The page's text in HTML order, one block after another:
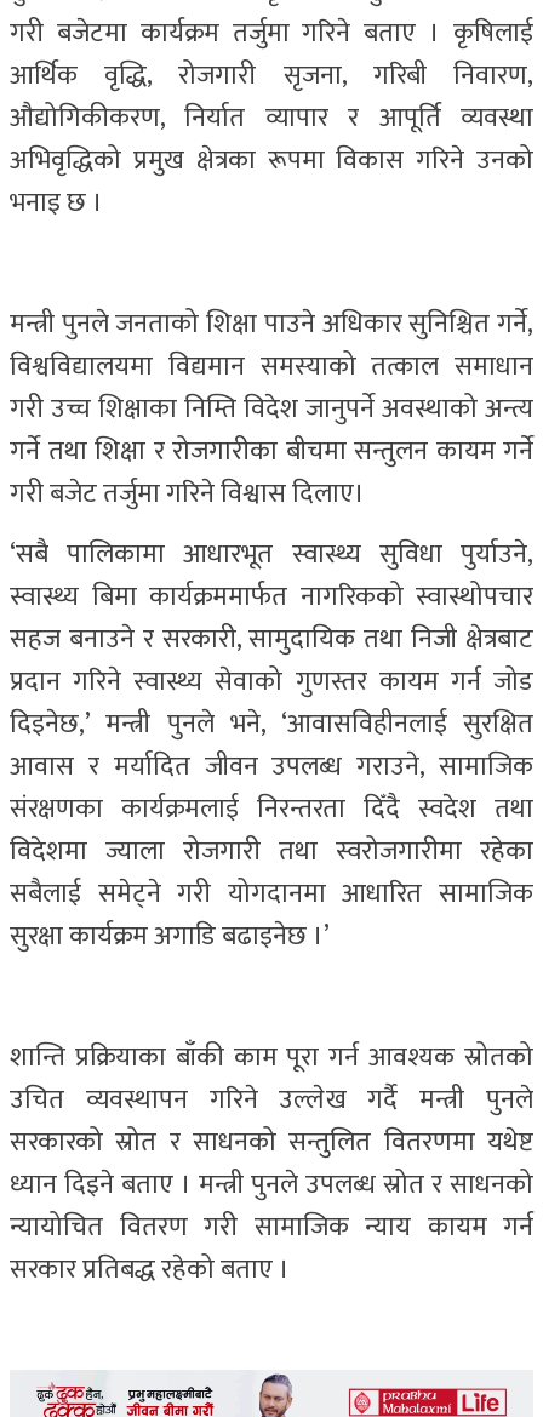
गरी बजेटमा कार्यक्रम तर्जुमा गरिने बताए । कृषिलाई
आर्थिक वृद्धि, रोजगारी सृजना, गरिबी निवारण,
औद्योगिकीकरण, निर्यात व्यापार र आपूर्ति व्यवस्था
अभिवृद्धिको प्रमुख क्षेत्रका रूपमा विकास गरिने उनको
भनाइ छ ।
मन्त्री पुनले जनताको शिक्षा पाउने अधिकार सुनिश्चित गर्ने,
विश्वविद्यालयमा विद्यमान समस्याको तत्काल समाधान
गरी उच्च शिक्षाका निम्ति विदेश जानुपर्ने अवस्थाको अन्त्य
गर्ने तथा शिक्षा र रोजगारीका बीचमा सन्तुलन कायम गर्ने
गरी बजेट तर्जुमा गरिने विश्वास दिलाए।
‘सबै पालिकामा आधारभूत स्वास्थ्य सुविधा पुर्याउने,
स्वास्थ्य बिमा कार्यक्रममार्फत नागरिकको स्वास्थोपचार
सहज बनाउने र सरकारी, सामुदायिक तथा निजी क्षेत्रबाट
प्रदान गरिने स्वास्थ्य सेवाको गुणस्तर कायम गर्न जोड
दिइनेछ,’ मन्त्री पुनले भने, ‘आवासविहीनलाई सुरक्षित
आवास र मर्यादित जीवन उपलब्ध गराउने, सामाजिक
संरक्षणका कार्यक्रमलाई निरन्तरता दिँदै स्वदेश तथा
विदेशमा ज्याला रोजगारी तथा स्वरोजगारीमा रहेका
सबैलाई समेट्ने गरी योगदानमा आधारित सामाजिक
सुरक्षा कार्यक्रम अगाडि बढाइनेछ ।’
शान्ति प्रक्रियाका बाँकी काम पूरा गर्न आवश्यक स्रोतको
उचित व्यवस्थापन गरिने उल्लेख गर्दै मन्त्री पुनले
सरकारको स्रोत र साधनको सन्तुलित वितरणमा यथेष्ट
ध्यान दिइने बताए । मन्त्री पुनले उपलब्ध स्रोत र साधनको
न्यायोचित वितरण गरी सामाजिक न्याय कायम गर्न
सरकार प्रतिबद्ध रहेको बताए ।